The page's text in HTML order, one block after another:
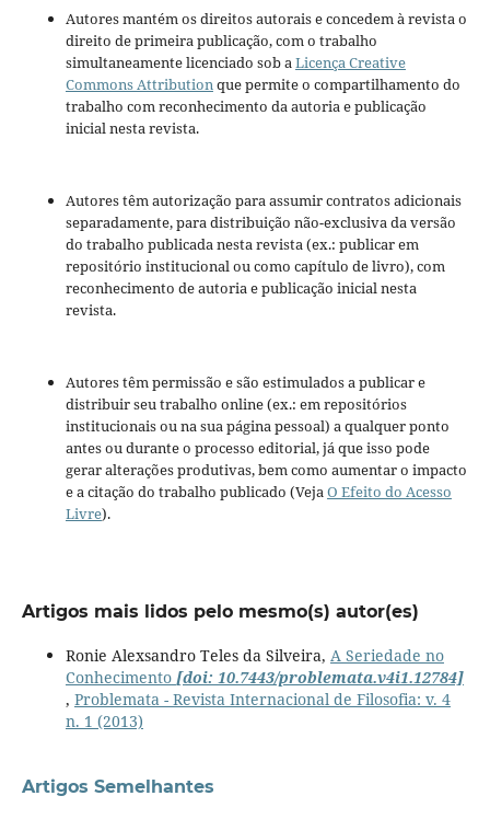
Autores mantém os direitos autorais e concedem à revista o
direito de primeira publicação, com o trabalho
simultaneamente licenciado sob aLicença Creative
Commons Attributionque permite o compartilhamento do
trabalho com reconhecimento da autoria e publicação
inicial nesta revista.
Autores têm autorização para assumir contratos adicionais
separadamente, para distribuição não-exclusiva da versão
do trabalho publicada nesta revista (ex.: publicar em
repositório institucional ou como capítulo de livro), com
reconhecimento de autoria e publicação inicial nesta
revista.
Autores têm permissão e são estimulados a publicar e
distribuir seu trabalho online (ex.: em repositórios
institucionais ou na sua página pessoal) a qualquer ponto
antes ou durante o processo editorial, já que isso pode
gerar alterações produtivas, bem como aumentar o impacto
e a citação do trabalho publicado (VejaO Efeito do Acesso
Livre).
Artigos mais lidos pelo mesmo(s) autor(es)
Ronie Alexsandro Teles da Silveira, A Seriedade no
Conhecimento [doi: 10.7443/problemata.v4i1.12784]
, Problemata - Revista Internacional de Filosofia: v. 4
n. 1 (2013)
Artigos Semelhantes